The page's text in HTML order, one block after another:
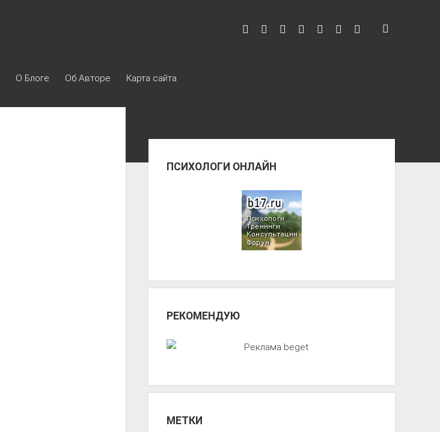
О Блоге Об Авторе Карта сайта
ПСИХОЛОГИ ОНЛАЙН
РЕКОМЕНДУЮ
МЕТКИ